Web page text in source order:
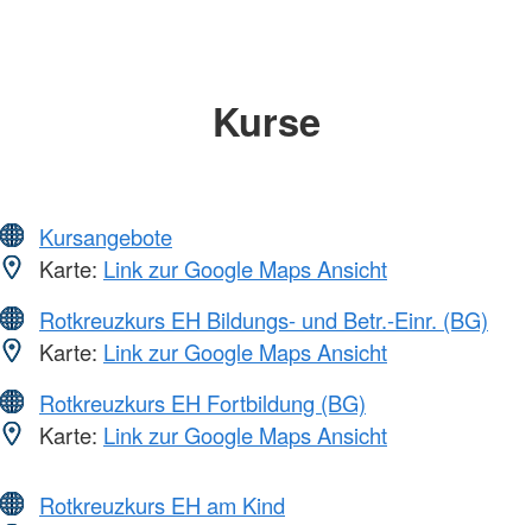
Kurse
Kursangebote
Karte: Link zur Google Maps Ansicht
Rotkreuzkurs EH Bildungs- und Betr.-Einr. (BG)
Karte: Link zur Google Maps Ansicht
Rotkreuzkurs EH Fortbildung (BG)
Karte: Link zur Google Maps Ansicht
Rotkreuzkurs EH am Kind